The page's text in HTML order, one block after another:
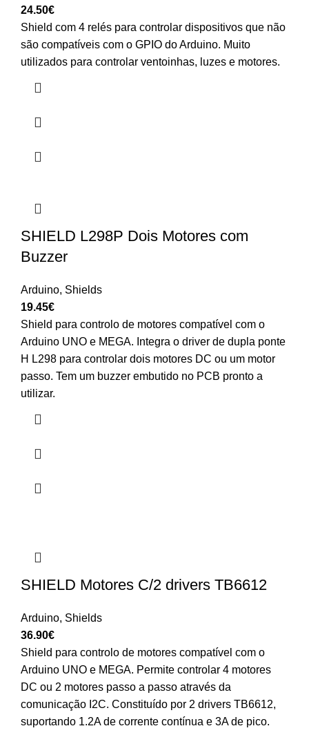
24.50€
Shield com 4 relés para controlar dispositivos que não
são compatíveis com o GPIO do Arduino. Muito
utilizados para controlar ventoinhas, luzes e motores.
SHIELD L298P Dois Motores com
Buzzer
Arduino, Shields
19.45€
Shield para controlo de motores compatível com o
Arduino UNO e MEGA. Integra o driver de dupla ponte
H L298 para controlar dois motores DC ou um motor
passo. Tem um buzzer embutido no PCB pronto a
utilizar.
SHIELD Motores C/2 drivers TB6612
Arduino, Shields
36.90€
Shield para controlo de motores compatível com o
Arduino UNO e MEGA. Permite controlar 4 motores
DC ou 2 motores passo a passo através da
comunicação I2C. Constituído por 2 drivers TB6612,
suportando 1.2A de corrente contínua e 3A de pico.